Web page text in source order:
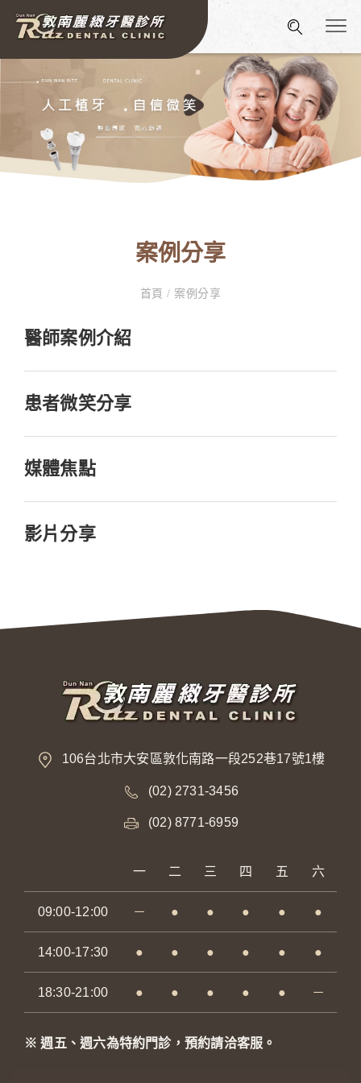
案例分享
首頁/ 案例分享
醫師案例介紹
患者微笑分享
媒體焦點
影片分享
106台北市大安區敦化南路一段252巷17號1樓
(02) 2731-3456
(02) 8771-6959
一 二 三 四 五 六
09:00-12:00 － ● ● ● ● ●
14:00-17:30 ● ● ● ● ● ●
18:30-21:00 ● ● ● ● ● －
※ 週五、週六為特約門診，預約請洽客服。